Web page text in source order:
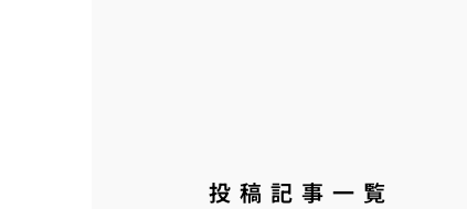
投稿記事一覧